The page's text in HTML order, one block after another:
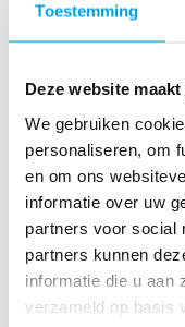
Toestemming
Deze website
We gebruiken
personaliseren, om
en om ons
informatie over uw
partners voor social
partners kunnen
informatie die u aan
verzameld op basis
gezwommen! Koud
SHARE
Thank